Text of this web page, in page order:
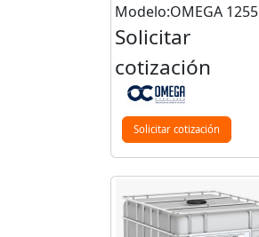
Modelo:OMEGA 1255
Solicitar
cotización
Solicitar cotización